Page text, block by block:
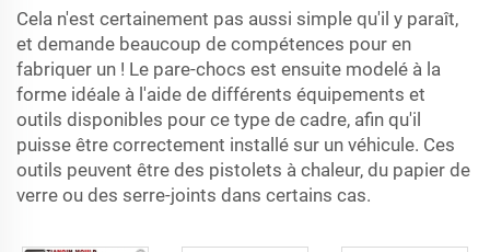
Cela n'est certainement pas aussi simple qu'il y paraît,
et demande beaucoup de compétences pour en
fabriquer un ! Le pare-chocs est ensuite modelé à la
forme idéale à l'aide de différents équipements et
outils disponibles pour ce type de cadre, afin qu'il
puisse être correctement installé sur un véhicule. Ces
outils peuvent être des pistolets à chaleur, du papier de
verre ou des serre-joints dans certains cas.